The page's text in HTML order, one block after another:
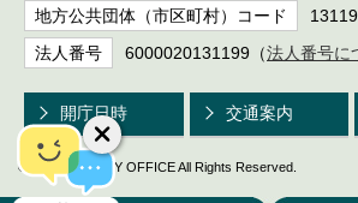
地方公共団体（市区町村）コード
法人番号 6000020131199（法人番号に
開庁日時 交通案内
© ITABASHI CITY OFFICE All Rights Reserved.